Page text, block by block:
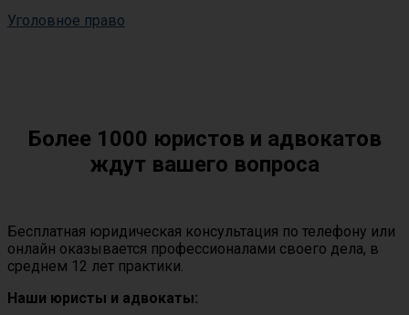
Уголовное право
Более 1000 юристов и адвокатов
ждут вашего вопроса
Бесплатная юридическая консультация по телефону или
онлайн оказывается профессионалами своего дела, в
среднем 12 лет практики.
Наши юристы и адвокаты: